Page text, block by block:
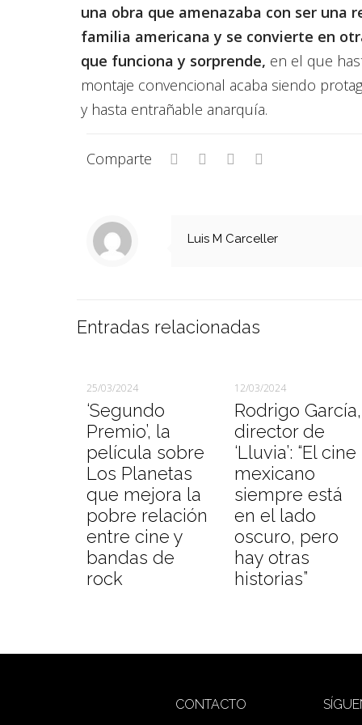
una obra que amenazaba con ser una
familia americana y se convierte en
que funciona y sorprende, en el que
montaje convencional acaba siendo
y hasta entrañable anarquía.
Comparte
Luis M Carceller
Entradas relacionadas
25/03/2024
‘Segundo
Premio’, la
película sobre
Los Planetas
que mejora la
pobre relación
entre cine y
bandas de
rock
12/03/2024
Rodrigo García,
director de
‘Lluvia’: “El cine
mexicano
siempre está
en el lado
oscuro, pero
hay otras
historias”
CONTACTO